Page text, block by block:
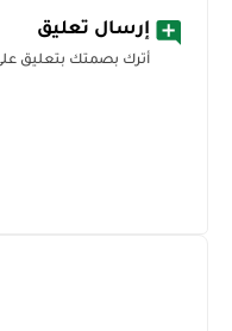
إرسال تعليق
أترك بصمتك بتعليق على